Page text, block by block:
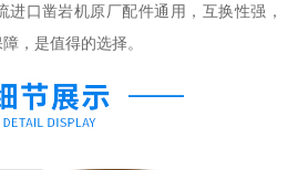
进口凿岩机原厂配件通用，互换性强，
，是值得的选择。